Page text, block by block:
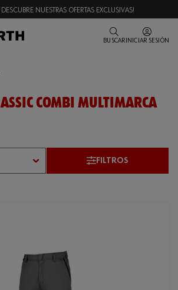
DESCUBRE NUESTRAS OFERTAS EXCLUSIVAS!
BUSCAR INICIAR SESIÓN
COMBI MULTIMARCA
FILTROS